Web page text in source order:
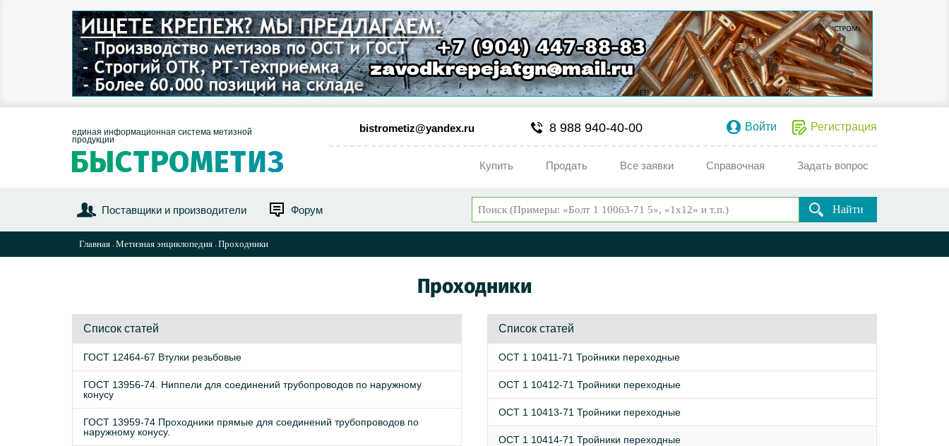
единая информационная система метизной
продукции
bistrometiz@yandex.ru 8 988 940-40-00 Войти Регистрация
Купить Продать Все заявки Справочная Задать вопрос
Поставщики и производители Форум Найти
Главная Метизная энциклопедия Проходники
Проходники
Список статей
ГОСТ 12464-67 Втулки резьбовые
ГОСТ 13956-74. Ниппели для соединений трубопроводов по наружному
конусу
ГОСТ 13959-74 Проходники прямые для соединений трубопроводов по
наружному конусу.
Список статей
ОСТ 1 10411-71 Тройники переходные
ОСТ 1 10412-71 Тройники переходные
ОСТ 1 10413-71 Тройники переходные
ОСТ 1 10414-71 Тройники переходные